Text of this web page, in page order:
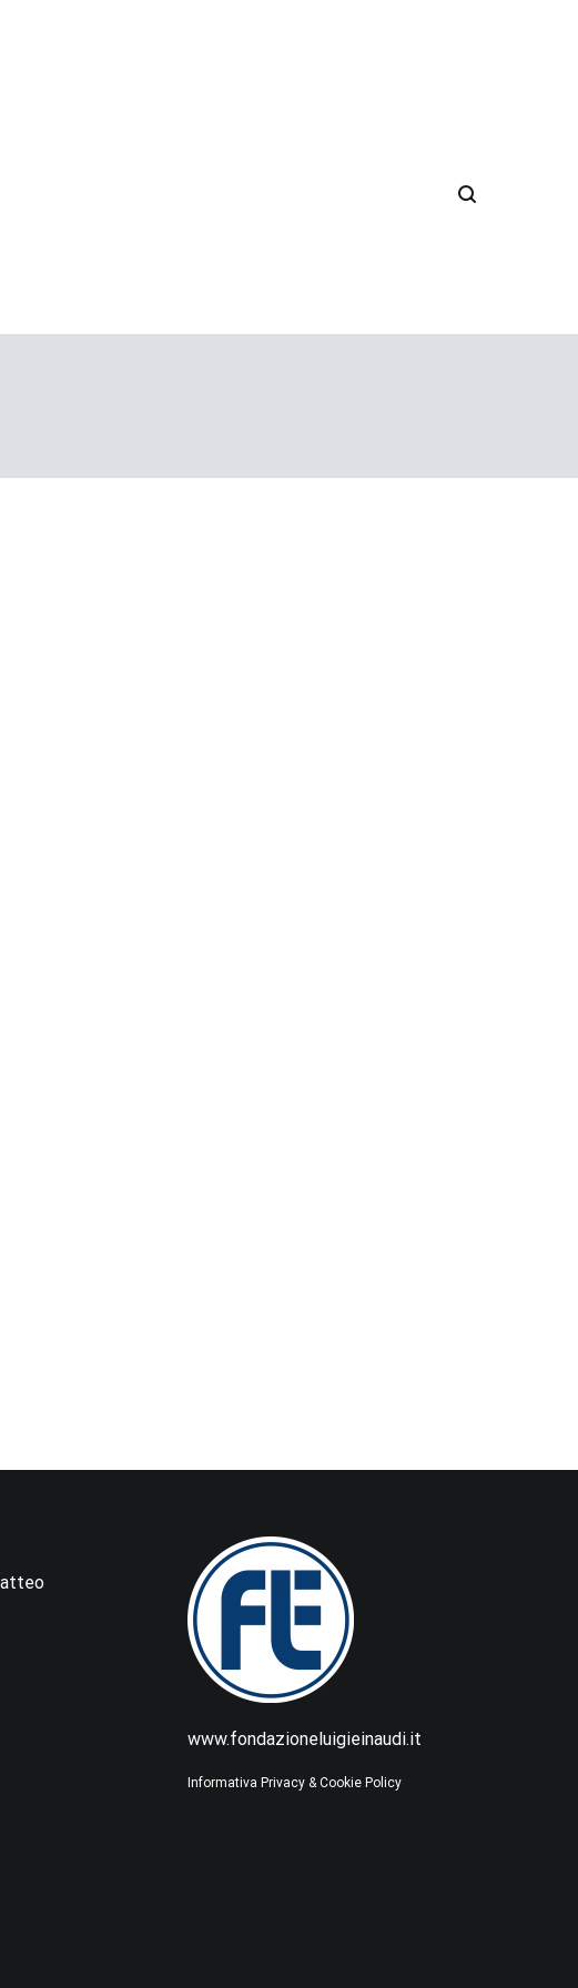
www.fondazioneluigieinaudi.it
Informativa Privacy & Cookie Policy